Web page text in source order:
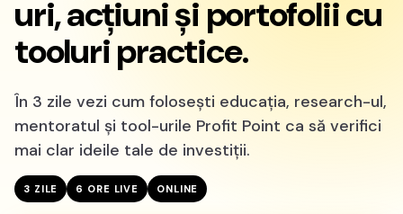
uri, acțiuni și portofolii cu
tooluri practice.
În 3 zile vezi cum folosești educația, research-ul,
mentoratul și tool-urile Profit Point ca să verifici
mai clar ideile tale de investiții.
3 ZILE 6 ORE LIVE ONLINE